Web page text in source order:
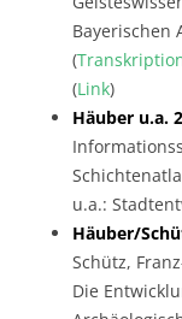
Bayerischen
(
(Link)
Häuber u.a.
u.a.:
Häuber/
Schütz,
Die